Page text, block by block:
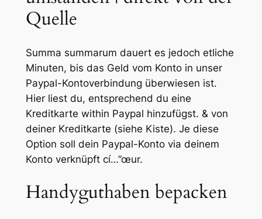
Quelle
Summa summarum dauert es jedoch etliche
Minuten, bis das Geld vom Konto in unser
Paypal-Kontoverbindung überwiesen ist.
Hier liest du, entsprechend du eine
Kreditkarte within Paypal hinzufügst. & von
deiner Kreditkarte (siehe Kiste). Je diese
Option soll dein Paypal-Konto via deinem
Konto verknüpft cí…”œur.
Handyguthaben bepacken